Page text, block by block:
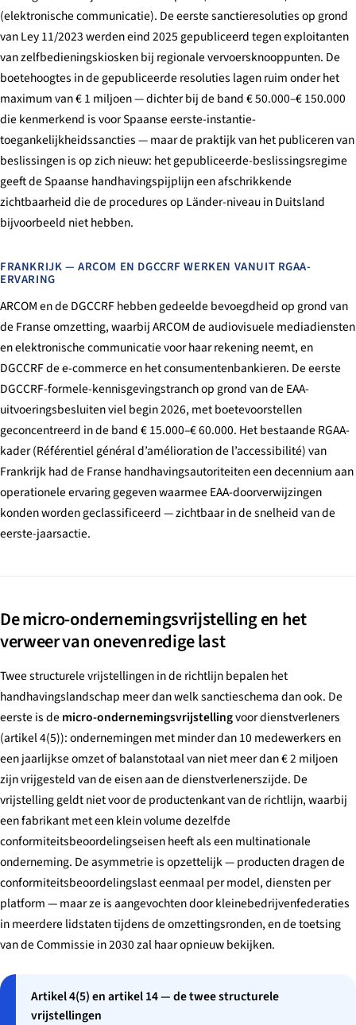
(elektronische communicatie). De eerste sanctieresoluties op grond
van Ley 11/2023 werden eind 2025 gepubliceerd tegen exploitanten
van zelfbedieningskiosken bij regionale vervoersknooppunten. De
boetehoogtes in de gepubliceerde resoluties lagen ruim onder het
maximum van € 1 miljoen — dichter bij de band € 50.000–€ 150.000
die kenmerkend is voor Spaanse eerste-instantie-
toegankelijkheidssancties — maar de praktijk van het publiceren van
beslissingen is op zich nieuw: het gepubliceerde-beslissingsregime
geeft de Spaanse handhavingspijplijn een afschrikkende
zichtbaarheid die de procedures op Länder-niveau in Duitsland
bijvoorbeeld niet hebben.
FRANKRIJK — ARCOM EN DGCCRF WERKEN VANUIT RGAA-
ERVARING
ARCOM en de DGCCRF hebben gedeelde bevoegdheid op grond van
de Franse omzetting, waarbij ARCOM de audiovisuele mediadiensten
en elektronische communicatie voor haar rekening neemt, en
DGCCRF de e-commerce en het consumentenbankieren. De eerste
DGCCRF-formele-kennisgevingstranch op grond van de EAA-
uitvoeringsbesluiten viel begin 2026, met boetevoorstellen
geconcentreerd in de band € 15.000–€ 60.000. Het bestaande RGAA-
kader (Référentiel général d’amélioration de l’accessibilité) van
Frankrijk had de Franse handhavingsautoriteiten een decennium aan
operationele ervaring gegeven waarmee EAA-doorverwijzingen
konden worden geclassificeerd — zichtbaar in de snelheid van de
eerste-jaarsactie.
De micro-ondernemingsvrijstelling en het
verweer van onevenredige last
Twee structurele vrijstellingen in de richtlijn bepalen het
handhavingslandschap meer dan welk sanctieschema dan ook. De
eerste is de micro-ondernemingsvrijstellingvoor dienstverleners
(artikel 4(5)): ondernemingen met minder dan 10 medewerkers en
een jaarlijkse omzet of balanstotaal van niet meer dan € 2 miljoen
zijn vrijgesteld van de eisen aan de dienstverlenerszijde. De
vrijstelling geldt niet voor de productenkant van de richtlijn, waarbij
een fabrikant met een klein volume dezelfde
conformiteitsbeoordelingseisen heeft als een multinationale
onderneming. De asymmetrie is opzettelijk — producten dragen de
conformiteitsbeoordelingslast eenmaal per model, diensten per
platform — maar ze is aangevochten door kleinebedrijvenfederaties
in meerdere lidstaten tijdens de omzettingsronden, en de toetsing
van de Commissie in 2030 zal haar opnieuw bekijken.
Artikel 4(5) en artikel 14 — de twee structurele
vrijstellingen